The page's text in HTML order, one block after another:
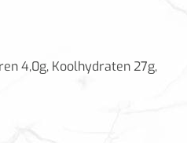
4,0g, Koolhydraten 27g,